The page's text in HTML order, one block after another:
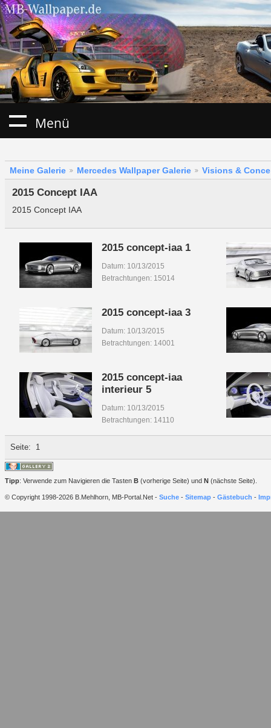
Menü
Meine Galerie Mercedes Wallpaper Galerie Visions &
2015 Concept IAA
2015 Concept IAA
2015 concept-iaa 1
Datum: 10/13/2015
Betrachtungen: 15014
2015 concept-iaa 3
Datum: 10/13/2015
Betrachtungen: 14001
2015 concept-iaa
interieur 5
Datum: 10/13/2015
Betrachtungen: 14110
Seite: 1
Tipp: Verwende zum Navigieren die Tasten B (vorherige Seite) und N (nächste Seite).
© Copyright 1998-2026 B.Mehlhorn, MB-Portal.Net - Suche - Sitemap - Gästebuch -